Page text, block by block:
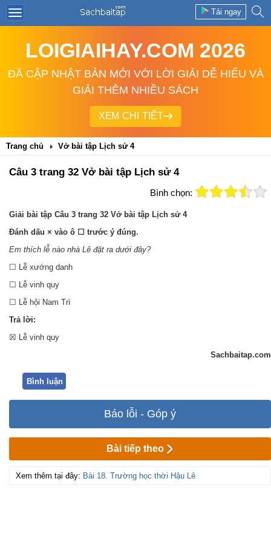
Tải ngay
LOIGIAIHAY.COM 2026
ĐÃ CẬP NHẬT BẢN MỚI VỚI LỜI GIẢI DỄ HIỂU VÀ
GIẢI THÊM NHIỀU SÁCH
XEM CHI TIẾT
Trang chủ Vở bài tập Lịch sử 4
Câu 3 trang 32 Vở bài tập Lịch sử 4
Bình chọn:
Giải bài tập Câu 3 trang 32 Vở bài tập Lịch sử 4
Đánh dấu × vào ô ☐ trước ý đúng.
Em thích lễ nào nhà Lê đặt ra dưới đây?
☐ Lễ xướng danh
☐ Lễ vinh quy
☐ Lễ hội Nam Trì
Trả lời:
☒ Lễ vinh quy
Sachbaitap.com
Bình luận
Báo lỗi - Góp ý
Bài tiếp theo
Xem thêm tại đây: Bài 18. Trường học thời Hậu Lê